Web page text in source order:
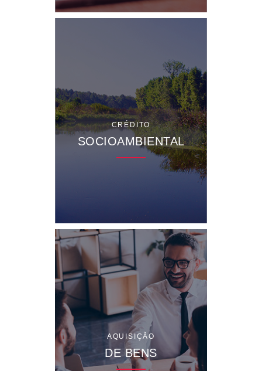
CRÉDITO
SOCIOAMBIENTAL
AQUISIÇÃO
DE BENS